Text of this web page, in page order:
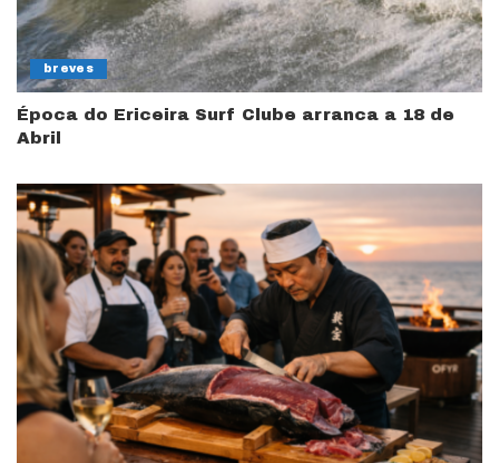
breves
Época do Ericeira Surf Clube arranca a 18 de
Abril